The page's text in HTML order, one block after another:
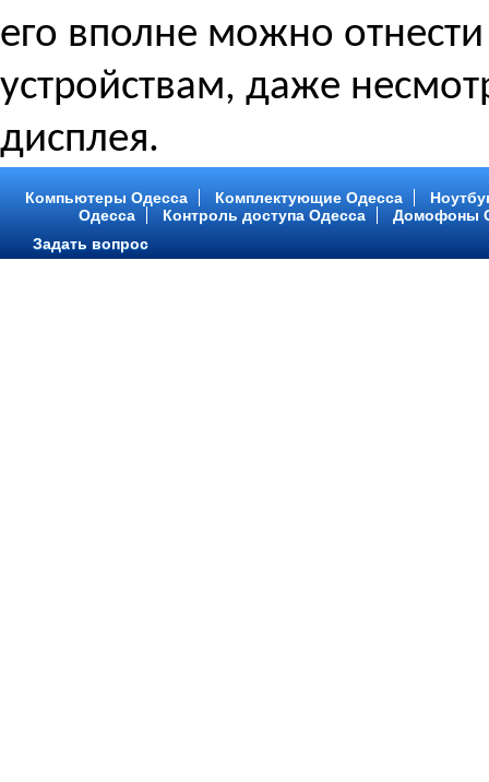
его вполне можно
устройствам, даже
дисплея.
Компьютеры Одесса Комплектующие Одесса
Одесса
Контроль доступа Одесса
Домофоны
Задать вопрос